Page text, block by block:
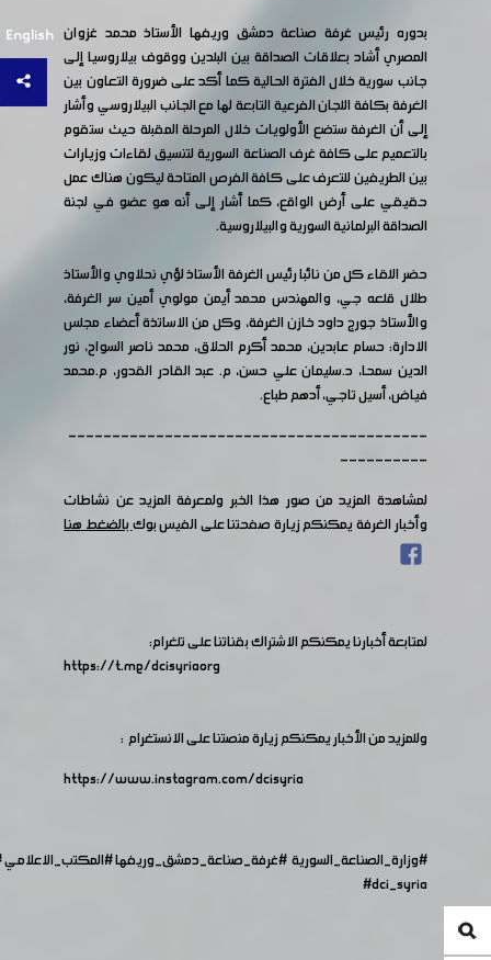
English بدوره رئيس غرفة صناعة دمشق وريفها الأستاذ محمد غزوان
المصري أشاد بعلاقات الصداقة بين البلدين ووقوف بيلاروسيا إلى
جانب سورية خلال الفترة الحالية كما أكد على ضرورة التعاون بين
الغرفة بكافة اللجان الفرعية التابعة لها مع الجانب البيلاروسي وأشار
إلى أن الغرفة ستضع الأولويات خلال المرحلة المقبلة حيث ستقوم
بالتعميم على كافة غرف الصناعة السورية لتنسيق لقاءات وزيارات
بين الطريفين للتعرف على كافة الفرص المتاحة ليكون هناك عمل
حقيقي على أرض الواقع، كما أشار إلى أنه هو عضو في لجنة
الصداقة البرلمانية السورية والبيلاروسية.
حضر اللقاء كل من نائبا رئيس الغرفة الأستاذ لؤي نحلاوي والأستاذ
طلال قلعه جي، والمهندس محمد أيمن مولوي أمين سر الغرفة،
والأستاذ جورج داود خازن الغرفة، وكل من الاساتذة أعضاء مجلس
الادارة: حسام عابدين، محمد أكرم الحلاق، محمد ناصر السواح، نور
الدين سمحا، د.سليمان علي حسن، م. عبد القادر القدور، م.محمد
فياض، أسيل تاجي، أدهم طباع.
-----------------------------------------
----------
لمشاهدة المزيد من صور هذا الخبر ولمعرفة المزيد عن نشاطات
وأخبار الغرفة يمكنكم زيارة صفحتنا على الفيس بوكبالضغط هنا
لمتابعة أخبارنا يمكنكم الاشتراك بقناتنا على تلغرام:
https://t.me/dcisyriaorg
وللمزيد من الأخبار يمكنكم زيارة منصتنا على الانستغرام :
https://www.instagram.com/dcisyria​
#وزارة_الصناعة_السورية#غرفة_صناعة_دمشق_وريفها#المكتب_الاعلامي
#dci_syria